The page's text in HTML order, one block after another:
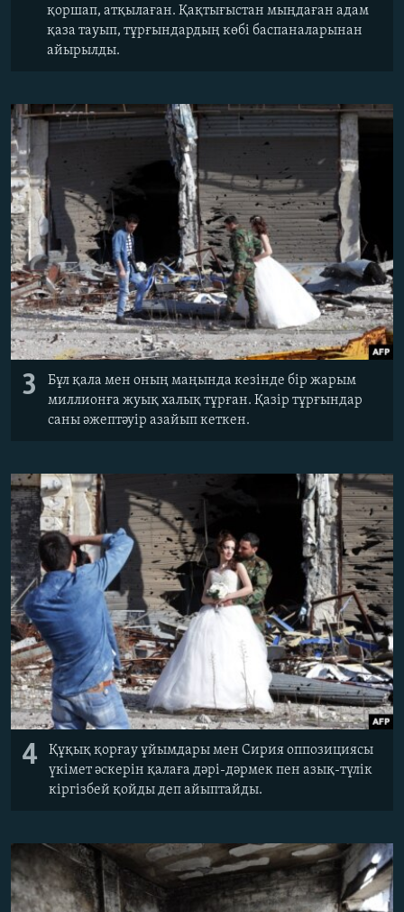
қоршап, атқылаған. Қақтығыстан мыңдаған адам
қаза тауып, тұрғындардың көбі баспаналарынан
айырылды.
3
Бұл қала мен оның маңында кезінде бір жарым
миллионға жуық халық тұрған. Қазір тұрғындар
саны әжептәуір азайып кеткен.
4
Құқық қорғау ұйымдары мен Сирия оппозициясы
үкімет әскерін қалаға дәрі-дәрмек пен азық-түлік
кіргізбей қойды деп айыптайды.